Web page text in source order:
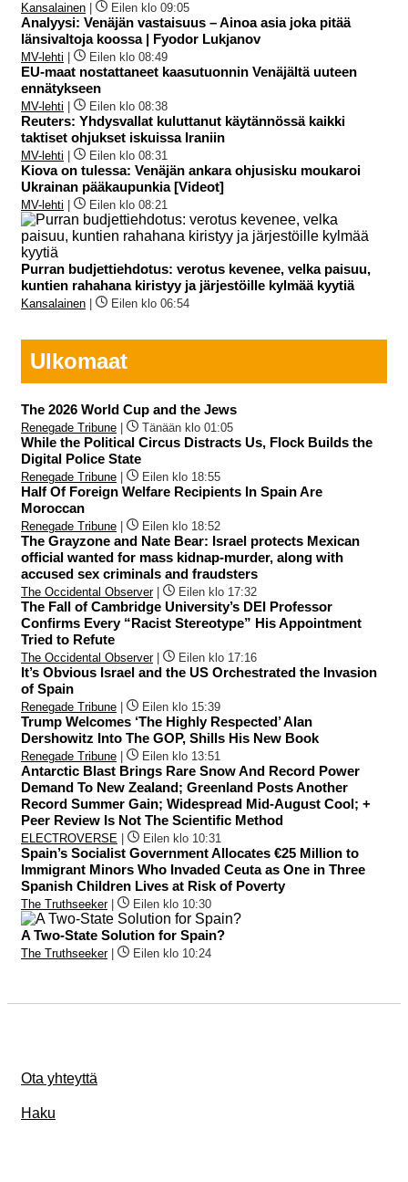
Kansalainen | Eilen klo 09:05
Analyysi: Venäjän vastaisuus – Ainoa asia joka pitää
länsivaltoja koossa | Fyodor Lukjanov
MV-lehti | Eilen klo 08:49
EU-maat nostattaneet kaasutuonnin Venäjältä uuteen
ennätykseen
MV-lehti | Eilen klo 08:38
Reuters: Yhdysvallat kuluttanut käytännössä kaikki
taktiset ohjukset iskuissa Iraniin
MV-lehti | Eilen klo 08:31
Kiova on tulessa: Venäjän ankara ohjusisku moukaroi
Ukrainan pääkaupunkia [Videot]
MV-lehti | Eilen klo 08:21
Purran budjettiehdotus: verotus kevenee, velka paisuu,
kuntien rahahana kiristyy ja järjestöille kylmää kyytiä
Kansalainen | Eilen klo 06:54
Ulkomaat
The 2026 World Cup and the Jews
Renegade Tribune | Tänään klo 01:05
While the Political Circus Distracts Us, Flock Builds the
Digital Police State
Renegade Tribune | Eilen klo 18:55
Half Of Foreign Welfare Recipients In Spain Are
Moroccan
Renegade Tribune | Eilen klo 18:52
The Grayzone and Nate Bear: Israel protects Mexican
official wanted for mass kidnap-murder, along with
accused sex criminals and fraudsters
The Occidental Observer| Eilen klo 17:32
The Fall of Cambridge University’s DEI Professor
Confirms Every “Racist Stereotype” His Appointment
Tried to Refute
The Occidental Observer| Eilen klo 17:16
It’s Obvious Israel and the US Orchestrated the Invasion
of Spain
Renegade Tribune | Eilen klo 15:39
Trump Welcomes ‘The Highly Respected’ Alan
Dershowitz Into The GOP, Shills His New Book
Renegade Tribune | Eilen klo 13:51
Antarctic Blast Brings Rare Snow And Record Power
Demand To New Zealand; Greenland Posts Another
Record Summer Gain; Widespread Mid-August Cool; +
Peer Review Is Not The Scientific Method
ELECTROVERSE | Eilen klo 10:31
Spain’s Socialist Government Allocates €25 Million to
Immigrant Minors Who Invaded Ceuta as One in Three
Spanish Children Lives at Risk of Poverty
The Truthseeker| Eilen klo 10:30
A Two-State Solution for Spain?
The Truthseeker| Eilen klo 10:24
Ota yhteyttä
Haku